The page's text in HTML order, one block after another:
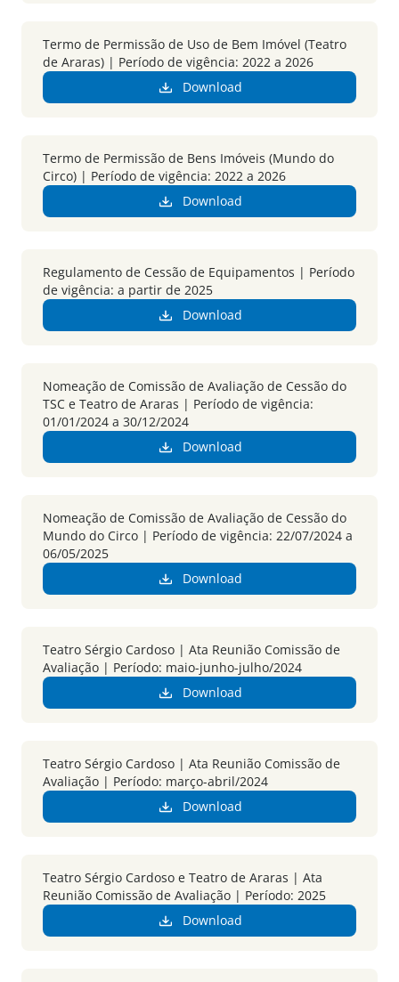
Termo de Permissão de Uso de Bem Imóvel (Teatro
de Araras) | Período de vigência: 2022 a 2026
Download
Termo de Permissão de Bens Imóveis (Mundo do
Circo) | Período de vigência: 2022 a 2026
Download
Regulamento de Cessão de Equipamentos | Período
de vigência: a partir de 2025
Download
Nomeação de Comissão de Avaliação de Cessão do
TSC e Teatro de Araras | Período de vigência:
01/01/2024 a 30/12/2024
Download
Nomeação de Comissão de Avaliação de Cessão do
Mundo do Circo | Período de vigência: 22/07/2024 a
06/05/2025
Download
Teatro Sérgio Cardoso | Ata Reunião Comissão de
Avaliação | Período: maio-junho-julho/2024
Download
Teatro Sérgio Cardoso | Ata Reunião Comissão de
Avaliação | Período: março-abril/2024
Download
Teatro Sérgio Cardoso e Teatro de Araras | Ata
Reunião Comissão de Avaliação | Período: 2025
Download